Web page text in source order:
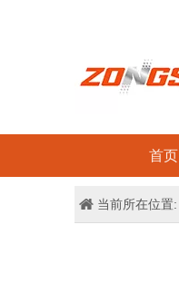
首页
当前所在位置: